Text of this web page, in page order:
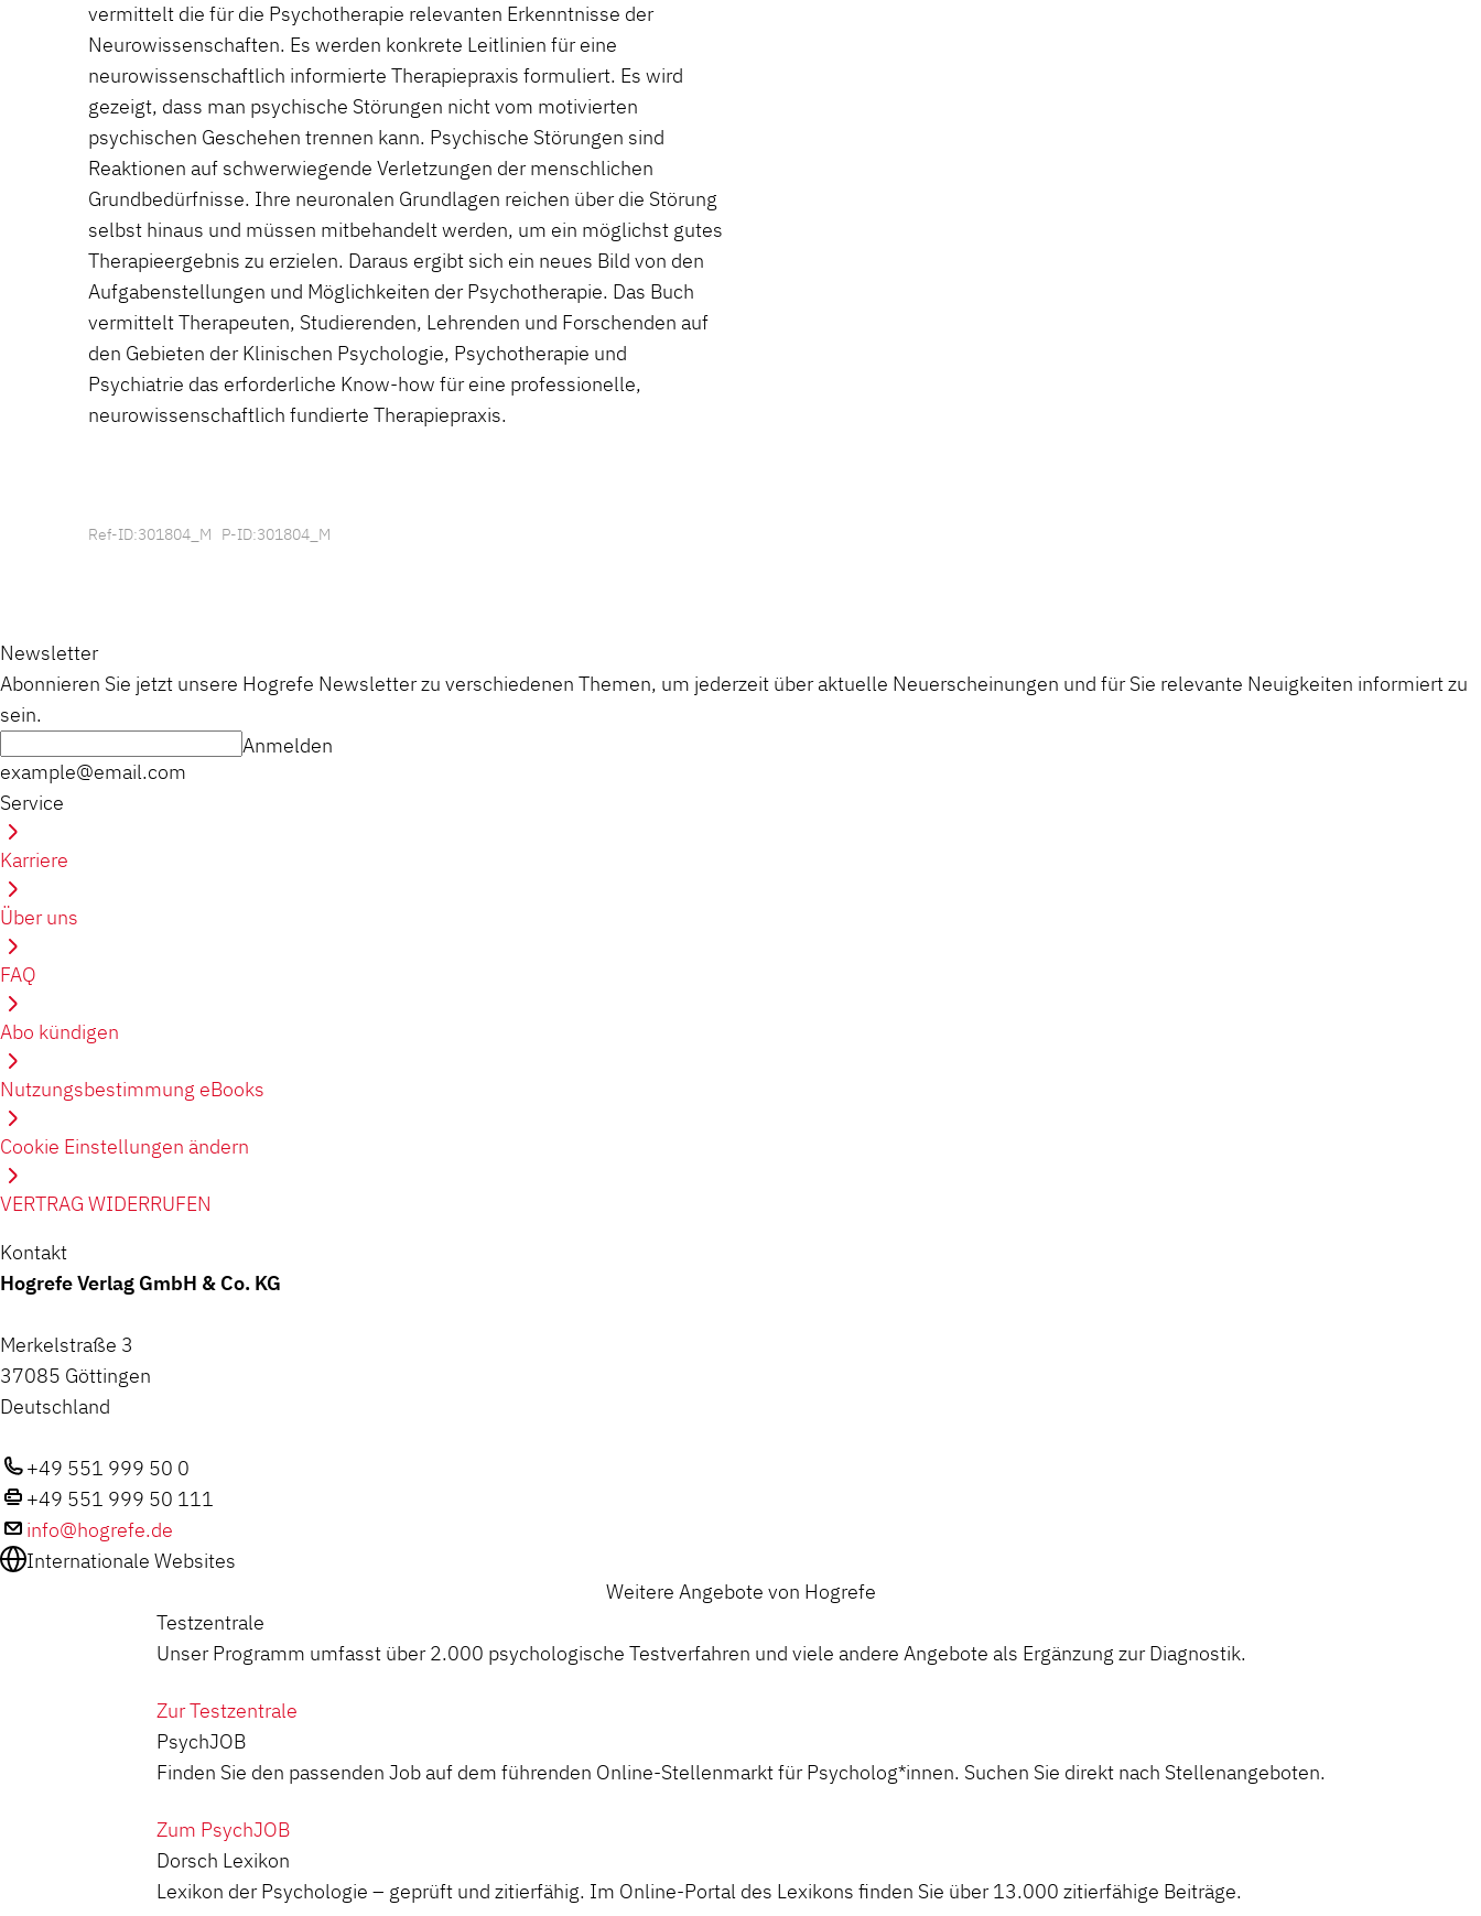
vermittelt die für die Psychotherapie relevanten Erkenntnisse der
Neurowissenschaften. Es werden konkrete Leitlinien für eine
neurowissenschaftlich informierte Therapiepraxis formuliert. Es wird
gezeigt, dass man psychische Störungen nicht vom motivierten
psychischen Geschehen trennen kann. Psychische Störungen sind
Reaktionen auf schwerwiegende Verletzungen der menschlichen
Grundbedürfnisse. Ihre neuronalen Grundlagen reichen über die Störung
selbst hinaus und müssen mitbehandelt werden, um ein möglichst gutes
Therapieergebnis zu erzielen. Daraus ergibt sich ein neues Bild von den
Aufgabenstellungen und Möglichkeiten der Psychotherapie. Das Buch
vermittelt Therapeuten, Studierenden, Lehrenden und Forschenden auf
den Gebieten der Klinischen Psychologie, Psychotherapie und
Psychiatrie das erforderliche Know-how für eine professionelle,
neurowissenschaftlich fundierte Therapiepraxis.
Ref-ID:301804_M P-ID:301804_M
Newsletter
Abonnieren Sie jetzt unsere Hogrefe Newsletter zu verschiedenen Themen, um jederzeit über aktuelle Neuerscheinungen und für Sie relevante Neuigkeiten informiert zu
sein.
example@email.com
Anmelden
Service
Karriere
Über uns
FAQ
Abo kündigen
Nutzungsbestimmung eBooks
Cookie Einstellungen ändern
VERTRAG WIDERRUFEN
Kontakt
Hogrefe Verlag GmbH & Co. KG
Merkelstraße 3
37085 Göttingen
Deutschland
+49 551 999 50 0
+49 551 999 50 111
info@hogrefe.de
Internationale Websites
Weitere Angebote von Hogrefe
Testzentrale
Unser Programm umfasst über 2.000 psychologische Testverfahren und viele andere Angebote als Ergänzung zur Diagnostik.
Zur Testzentrale
PsychJOB
Finden Sie den passenden Job auf dem führenden Online-Stellenmarkt für Psycholog*innen. Suchen Sie direkt nach Stellenangeboten.
Zum PsychJOB
Dorsch Lexikon
Lexikon der Psychologie – geprüft und zitierfähig. Im Online-Portal des Lexikons finden Sie über 13.000 zitierfähige Beiträge.